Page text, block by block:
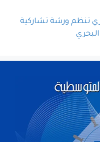
تنظم ورشة تشاركية